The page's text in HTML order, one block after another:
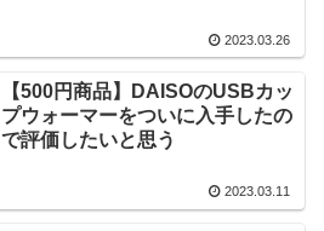
2023.03.26
【500円商品】DAISOのUSBカッ
プウォーマーをついに入手したの
で評価したいと思う
2023.03.11